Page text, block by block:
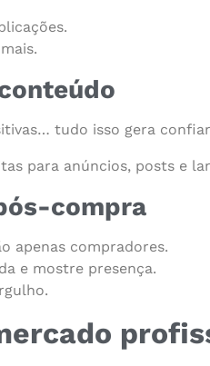
tudo isso gera
para anúncios, posts e
compra
apenas compradores.
e mostre presença.